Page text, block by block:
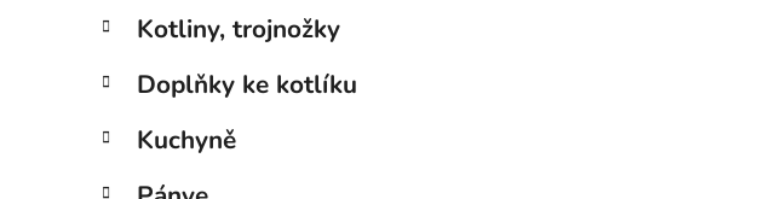
n
p
n
o
i
Kotliny, trojnožky
Doplňky ke kotlíku
Kuchyně